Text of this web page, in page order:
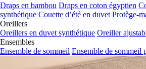
Draps en bambou Draps en coton égyptien
synthétique Couette d’été en duvet Protège-
Oreillers
Oreillers en duvet synthétique Oreiller
Ensembles
Ensemble de sommeil Ensemble de sommeil